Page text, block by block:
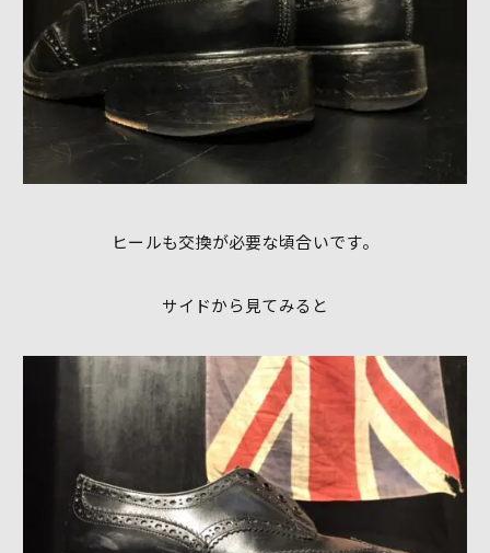
ヒールも交換が必要な頃合いです。
サイドから見てみると